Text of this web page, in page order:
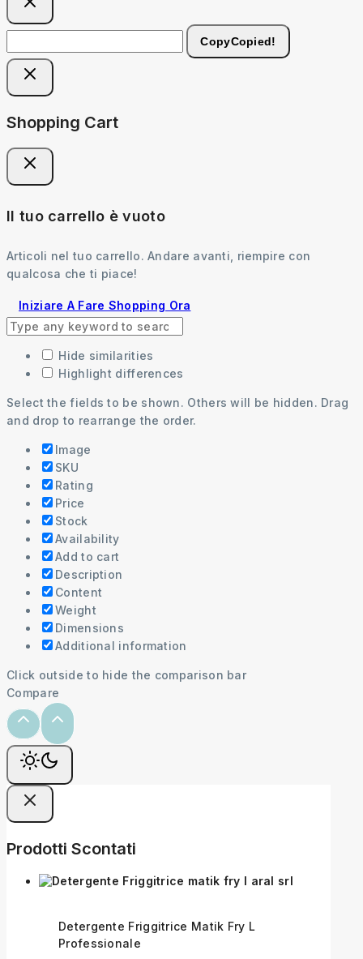
CopyCopied!
Shopping Cart
Il tuo carrello è vuoto
Articoli nel tuo carrello. Andare avanti, riempire con
qualcosa che ti piace!
Iniziare A Fare Shopping Ora
Hide similarities
Highlight differences
Select the fields to be shown. Others will be hidden. Drag
and drop to rearrange the order.
Image
SKU
Rating
Price
Stock
Availability
Add to cart
Description
Content
Weight
Dimensions
Additional information
Click outside to hide the comparison bar
Compare
Prodotti Scontati
Detergente Friggitrice Matik Fry L
Professionale